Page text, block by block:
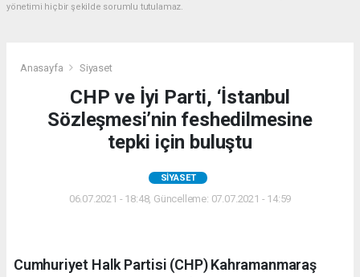
yönetimi hiçbir şekilde sorumlu tutulamaz.
Anasayfa Siyaset
CHP ve İyi Parti, ‘İstanbul
Sözleşmesi’nin feshedilmesine
tepki için buluştu
SIYASET
06.07.2021 - 18:48, Güncelleme: 07.07.2021 - 14:59
Cumhuriyet Halk Partisi (CHP) Kahramanmaraş